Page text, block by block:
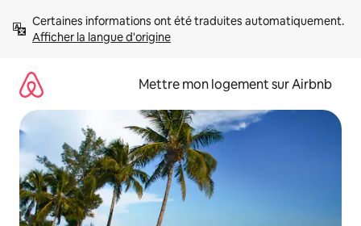
directement
Afficher la langue d'origine
Mettre mon logement sur Airbnb